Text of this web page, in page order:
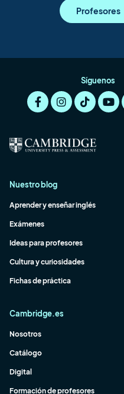
Profesores
Síguenos
Nuestro blog
Aprender y enseñar inglés
Exámenes
Ideas para profesores
Cultura y curiosidades
Fichas de práctica
Cambridge.es
Nosotros
Catálogo
Digital
Formación de profesores